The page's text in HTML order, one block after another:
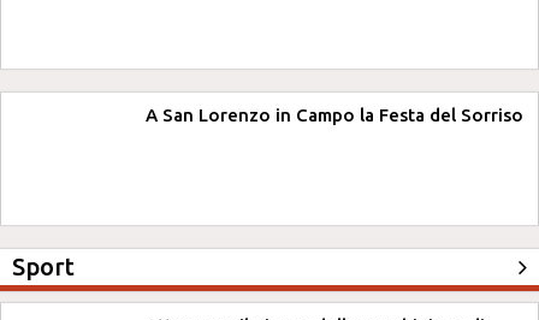
A San Lorenzo in Campo la Festa del Sorriso
Sport